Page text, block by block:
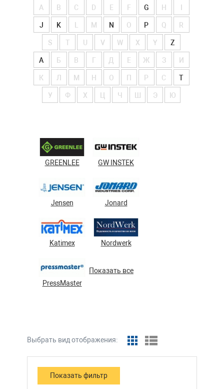
A B C D E F G H
J K M N O P Q R
S T V W X Y Z
А Б В Г Д Е Ж З И
К Л М Н О П Р С Т
У Ф Х Ч Э Ю
GREENLEE GW INSTEK
Jensen Jonard
Katimex Nordwerk
PressMaster
Показать все
Выбрать вид отображения: